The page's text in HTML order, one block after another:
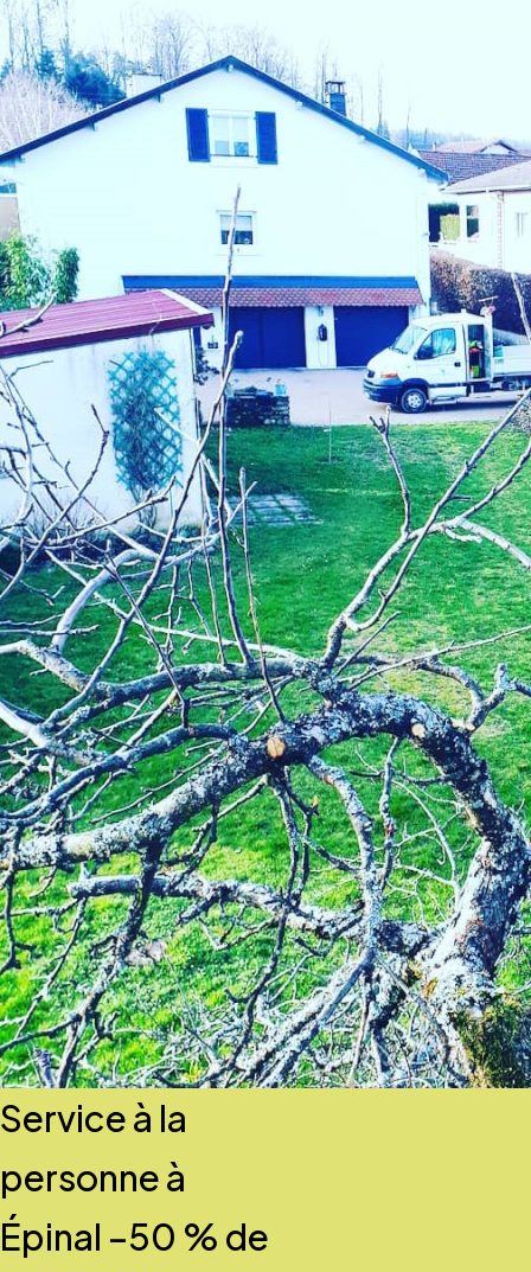
Service à la
personne à
Épinal –50 % de